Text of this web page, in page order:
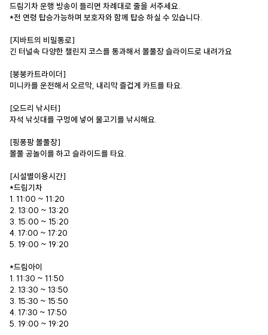
드림기차 운행 방송이 들리면 차례대로 줄을 서주세요.
*전 연령 탑승가능하며 보호자와 함께 탑승 하실 수 있습니다.
[지바트의 비밀통로]
긴 터널속 다양한 챌린지 코스를 통과해서 볼풀장 슬라이드로 내려가요
[붕붕카트라이더]
미니카를 운전해서 오르막, 내리막 즐겁게 카트를 타요.
[오드리 낚시터]
자석 낚싯대를 구멍에 넣어 물고기를 낚시해요.
[핑퐁팡 볼풀장]
볼풀 공놀이를 하고 슬라이드를 타요.
[시설별이용시간]
*드림기차
1. 11:00 ~ 11:20
2. 13:00 ~ 13:20
3. 15:00 ~ 15:20
4. 17:00 ~ 17:20
5. 19:00 ~ 19:20
*드림아이
1. 11:30 ~ 11:50
2. 13:30 ~ 13:50
3. 15:30 ~ 15:50
4. 17:30 ~ 17:50
5. 19:00 ~ 19:20